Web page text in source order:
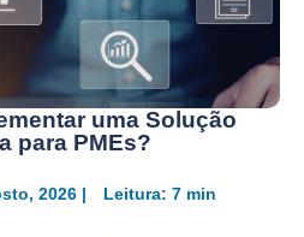
uma Solução
para PMEs?
2026 | Leitura: 7 min